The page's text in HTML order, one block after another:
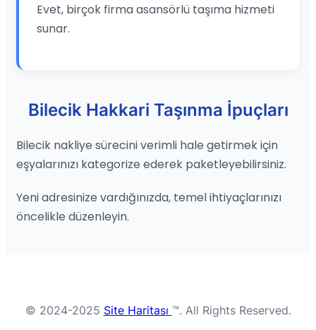
Evet, birçok firma asansörlü taşıma hizmeti
sunar.
Bilecik Hakkari Taşınma İpuçları
Bilecik nakliye sürecini verimli hale getirmek için
eşyalarınızı kategorize ederek paketleyebilirsiniz.
Yeni adresinize vardığınızda, temel ihtiyaçlarınızı
öncelikle düzenleyin.
© 2024-2025 Site Haritası ™. All Rights Reserved.